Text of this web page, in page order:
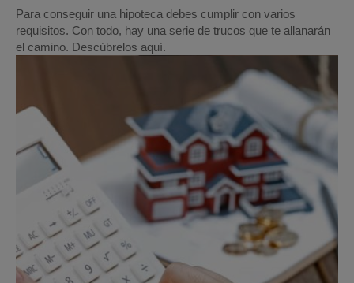
Para conseguir una hipoteca debes cumplir con varios
requisitos. Con todo, hay una serie de trucos que te allanarán
el camino. Descúbrelos aquí.